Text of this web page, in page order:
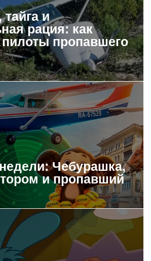
и
рация: как
пропавшего
Чебурашка,
и пропавший